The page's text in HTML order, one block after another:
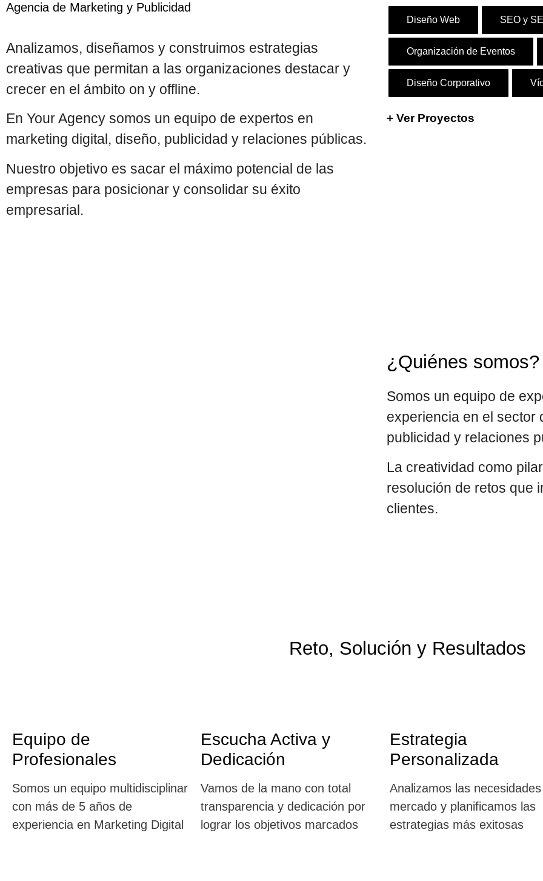
Agencia de Marketing y Publicidad
Analizamos, diseñamos y construimos estrategias
creativas que permitan a las organizaciones destacar y
crecer en el ámbito on y offline.
En Your Agency somos un equipo de expertos en
marketing digital, diseño, publicidad y relaciones públicas.
Nuestro objetivo es sacar el máximo potencial de las
empresas para posicionar y consolidar su éxito
empresarial.
Diseño Web SEO y
Organización de Eventos
Diseño Corporativo
+ Ver Proyectos
¿Quiénes somos?
Somos un equipo de
experiencia en el sector
publicidad y relaciones
La creatividad como
resolución de retos que
clientes.
Reto, Solución y Resultados
Equipo de
Profesionales
Somos un equipo multidisciplinar
con más de 5 años de
experiencia en Marketing Digital
Escucha Activa y
Dedicación
Vamos de la mano con total
transparencia y dedicación por
lograr los objetivos marcados
Estrategia
Personalizada
Analizamoslas necesidades
mercado y planificamoslas
estrategias más exitosas